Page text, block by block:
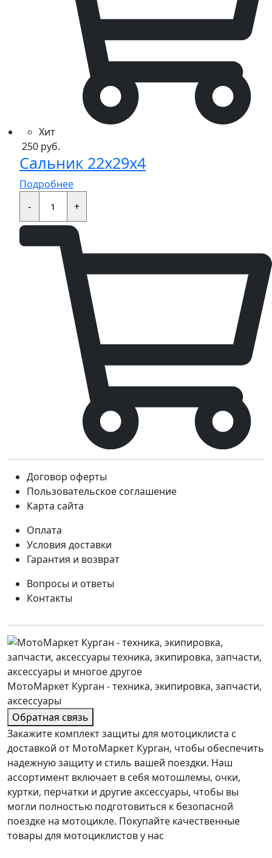
Хит
250 руб.
Сальник 22x29x4
Подробнее
-
Сальник
22x29x4+
Договор оферты
Пользовательское соглашение
Карта сайта
Оплата
Условия доставки
Гарантия и возврат
Вопросы и ответы
Контакты
МотоМаркет Курган - техника, экипировка, запчасти,
аксессуары
Обратная связь
Закажите комплект защиты для мотоциклиста с
доставкой от МотоМаркет Курган, чтобы обеспечить
надежную защиту и стиль вашей поездки. Наш
ассортимент включает в себя мотошлемы, очки,
куртки, перчатки и другие аксессуары, чтобы вы
могли полностью подготовиться к безопасной
поездке на мотоцикле. Покупайте качественные
товары для мотоциклистов у нас